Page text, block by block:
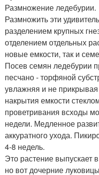
Размножение ледебурии.
Размножить эти
разделением крупных
отделением отдельных
новые емкости, так и
Посев семян ледебурии
песчано - торфяной
увлажняя и не
накрытия емкости
проветривания всходы
недели. Медленное
аккуратного ухода.
4-8 недель.
Это растение выпускает
но вот дочерние